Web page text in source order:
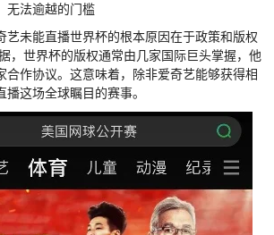
无法逾越的门槛
艺未能直播世界杯的根本原因在于政策和版权
，世界杯的版权通常由几家国际巨头掌握，他
合作协议。这意味着，除非爱奇艺能够获得相
这场全球瞩目的赛事。